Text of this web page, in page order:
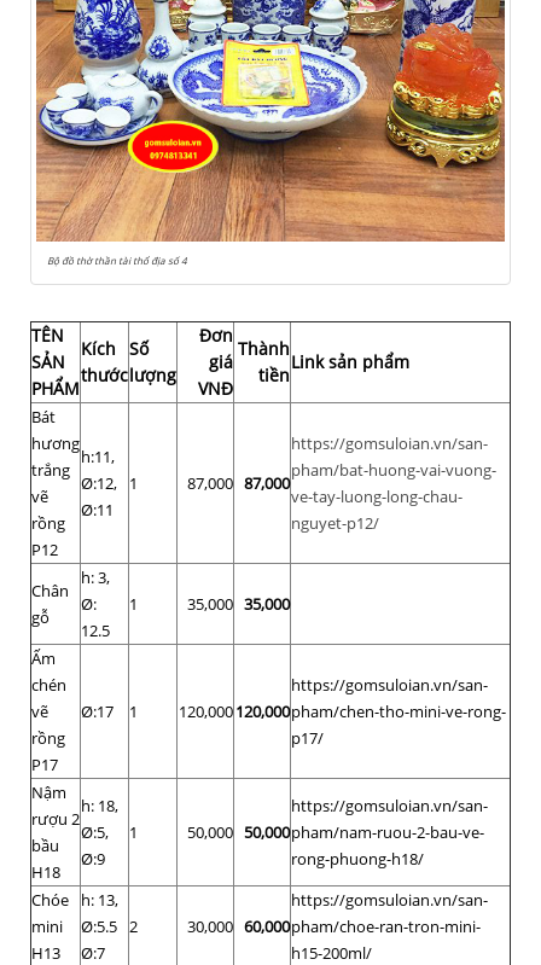
Bộ đồ thờ thần tài thổ địa số 4
TÊN
SẢN
PHẨM
Kích
thước
Số
lượng
Đơn
giá
VNĐ
Thành
tiền
Link sản phẩm
Bát
hương
trắng
vẽ
rồng
P12
h:11,
Ø:12,
Ø:11
1 87,000 87,000
https://gomsuloian.vn/san-
pham/bat-huong-vai-vuong-
ve-tay-luong-long-chau-
nguyet-p12/
Chân
gỗ
h: 3,
Ø:
12.5
1 35,000 35,000
Ấm
chén
vẽ
rồng
P17
Ø:17 1 120,000120,000
https://gomsuloian.vn/san-
pham/chen-tho-mini-ve-rong-
p17/
Nậm
rượu 2
bầu
H18
h: 18,
Ø:5,
Ø:9
1 50,000 50,000
https://gomsuloian.vn/san-
pham/nam-ruou-2-bau-ve-
rong-phuong-h18/
Chóe
mini
H13
h: 13,
Ø:5.5
Ø:7
2 30,000 60,000
https://gomsuloian.vn/san-
pham/choe-ran-tron-mini-
h15-200ml/